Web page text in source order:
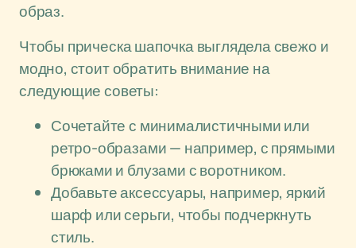
образ.
Чтобы прическа шапочка выглядела свежо и
модно, стоит обратить внимание на
следующие советы:
Сочетайте с минималистичными или
ретро-образами — например, с прямыми
брюками и блузами с воротником.
Добавьте аксессуары, например, яркий
шарф или серьги, чтобы подчеркнуть
стиль.